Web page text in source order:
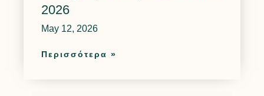
2026
May 12, 2026
Περισσότερα »